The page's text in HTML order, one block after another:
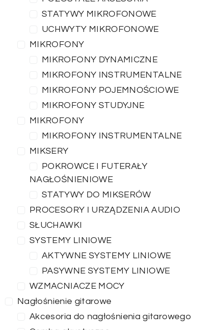
STATYWY MIKROFONOWE
UCHWYTY MIKROFONOWE
MIKROFONY
MIKROFONY DYNAMICZNE
MIKROFONY INSTRUMENTALNE
MIKROFONY POJEMNOŚCIOWE
MIKROFONY STUDYJNE
MIKROFONY
MIKROFONY INSTRUMENTALNE
MIKSERY
POKROWCE I FUTERAŁY
NAGŁOŚNIENIOWE
STATYWY DO MIKSERÓW
PROCESORY I URZĄDZENIA AUDIO
SŁUCHAWKI
SYSTEMY LINIOWE
AKTYWNE SYSTEMY LINIOWE
PASYWNE SYSTEMY LINIOWE
WZMACNIACZE MOCY
Nagłośnienie gitarowe
Akcesoria do nagłośnienia gitarowego